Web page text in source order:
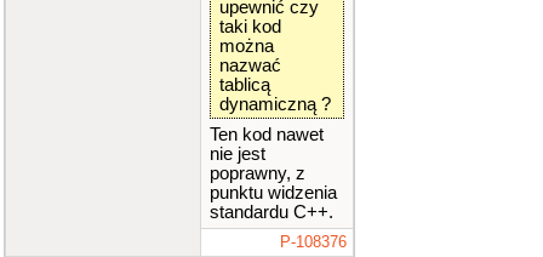
upewnić czy
taki kod
można
nazwać
tablicą
dynamiczną ?
Ten kod nawet
nie jest
poprawny, z
punktu widzenia
standardu C++.
P-108376